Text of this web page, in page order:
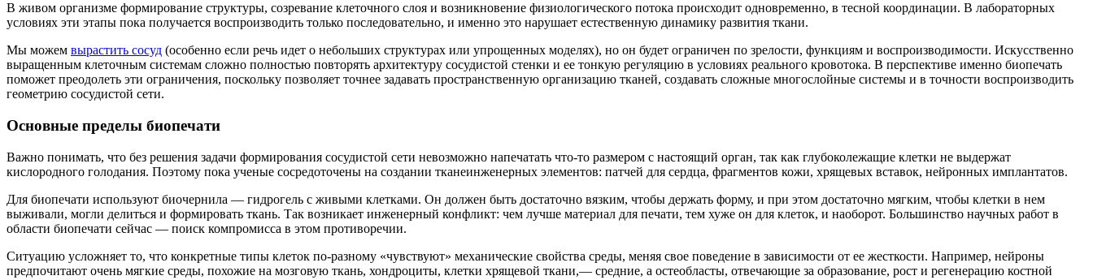
В живом организме формирование структуры, созревание клеточного слоя и возникновение физиологического потока происходит одновременно, в тесной координации. В лабораторных
условиях эти этапы пока получается воспроизводить только последовательно, и именно это нарушает естественную динамику развития ткани.
Мы можем вырастить сосуд (особенно если речь идет о небольших структурах или упрощенных моделях), но он будет ограничен по зрелости, функциям и воспроизводимости. Искусственно
выращенным клеточным системам сложно полностью повторять архитектуру сосудистой стенки и ее тонкую регуляцию в условиях реального кровотока. В перспективе именно биопечать
поможет преодолеть эти ограничения, поскольку позволяет точнее задавать пространственную организацию тканей, создавать сложные многослойные системы и в точности воспроизводить
геометрию сосудистой сети.
Основные пределы биопечати
Важно понимать, что без решения задачи формирования сосудистой сети невозможно напечатать что-то размером с настоящий орган, так как глубоколежащие клетки не выдержат
кислородного голодания. Поэтому пока ученые сосредоточены на создании тканеинженерных элементов: патчей для сердца, фрагментов кожи, хрящевых вставок, нейронных имплантатов.
Для биопечати используют биочернила — гидрогель с живыми клетками. Он должен быть достаточно вязким, чтобы держать форму, и при этом достаточно мягким, чтобы клетки в нем
выживали, могли делиться и формировать ткань. Так возникает инженерный конфликт: чем лучше материал для печати, тем хуже он для клеток, и наоборот. Большинство научных работ в
области биопечати сейчас — поиск компромисса в этом противоречии.
Ситуацию усложняет то, что конкретные типы клеток по-разному «чувствуют» механические свойства среды, меняя свое поведение в зависимости от ее жесткости. Например, нейроны
предпочитают очень мягкие среды, похожие на мозговую ткань, хондроциты, клетки хрящевой ткани,— средние, а остеобласты, отвечающие за образование, рост и регенерацию костной